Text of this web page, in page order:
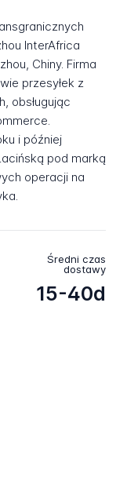
InterAfrica
Chiny. Firma
przesyłek z
obsługując
i później
pod marką
operacji na
Średni czas
dostawy
15-40d